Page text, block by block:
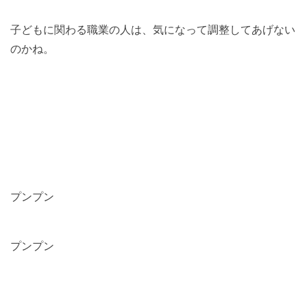
子どもに関わる職業の人は、気になって調整してあげない
のかね。
プンプン
プンプン